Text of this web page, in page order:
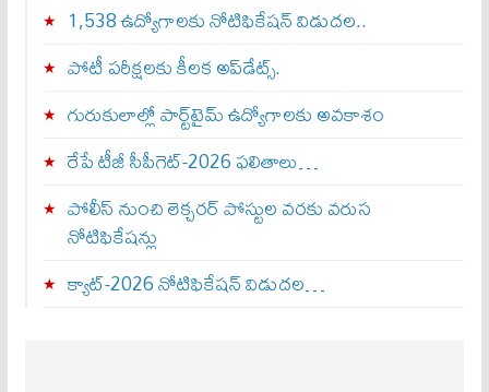
1,538 ఉద్యోగాలకు నోటిఫికేషన్ విడుదల..
పోటీ పరీక్షలకు కీలక అప్‌డేట్స్.
గురుకులాల్లో పార్ట్‌టైమ్ ఉద్యోగాలకు అవకాశం
రేపే టీజీ సీపీగెట్‌-2026 ఫలితాలు…
పోలీస్ నుంచి లెక్చరర్ పోస్టుల వరకు వరుస
నోటిఫికేషన్లు
క్యాట్-2026 నోటిఫికేషన్ విడుదల…